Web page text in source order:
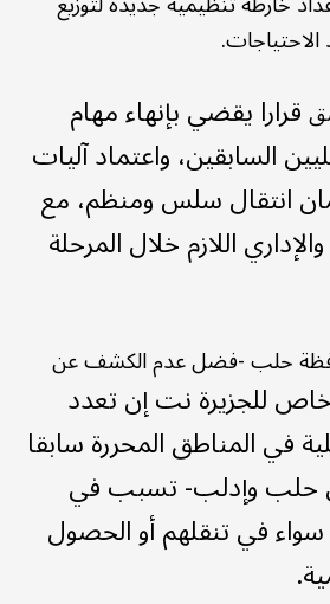
الاحتياجات.
قرارايقضي بإنهاء مهام
السابقين، واعتماد آليات
انتقال سلس ومنظم، مع
اللازم خلال المرحلة
حلب -فضل عدم الكشف عن
للجزيرة نتإن تعدد
في المناطق المحررة سابقا
حلب وإدلب- تسبب في
سواء في تنقلهم أو الحصول